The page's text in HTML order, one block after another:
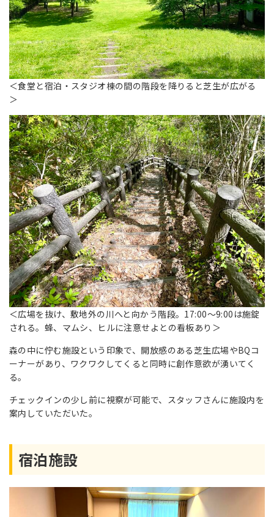
＜食堂と宿泊・スタジオ棟の間の階段を降りると芝生が広がる
＞
＜広場を抜け、敷地外の川へと向かう階段。17:00～9:00は施錠
される。蜂、マムシ、ヒルに注意せよとの看板あり＞
森の中に佇む施設という印象で、開放感のある芝生広場やBQコ
ーナーがあり、ワクワクしてくると同時に創作意欲が湧いてく
る。
チェックインの少し前に視察が可能で、スタッフさんに施設内を
案内していただいた。
宿泊施設